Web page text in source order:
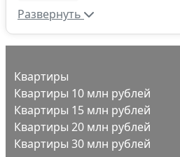
Развернуть
Квартиры
Квартиры 10 млн рублей
Квартиры 15 млн рублей
Квартиры 20 млн рублей
Квартиры 30 млн рублей